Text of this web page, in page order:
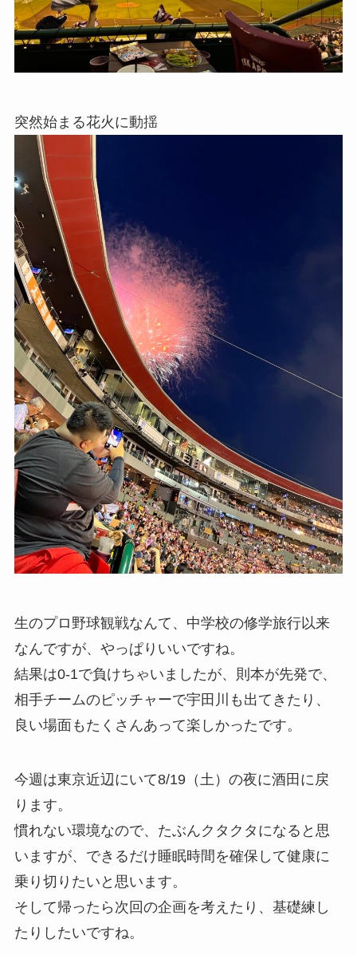
突然始まる花火に動揺
生のプロ野球観戦なんて、中学校の修学旅行以来
なんですが、やっぱりいいですね。
結果は0-1で負けちゃいましたが、則本が先発で、
相手チームのピッチャーで宇田川も出てきたり、
良い場面もたくさんあって楽しかったです。
今週は東京近辺にいて8/19（土）の夜に酒田に戻
ります。
慣れない環境なので、たぶんクタクタになると思
いますが、できるだけ睡眠時間を確保して健康に
乗り切りたいと思います。
そして帰ったら次回の企画を考えたり、基礎練し
たりしたいですね。